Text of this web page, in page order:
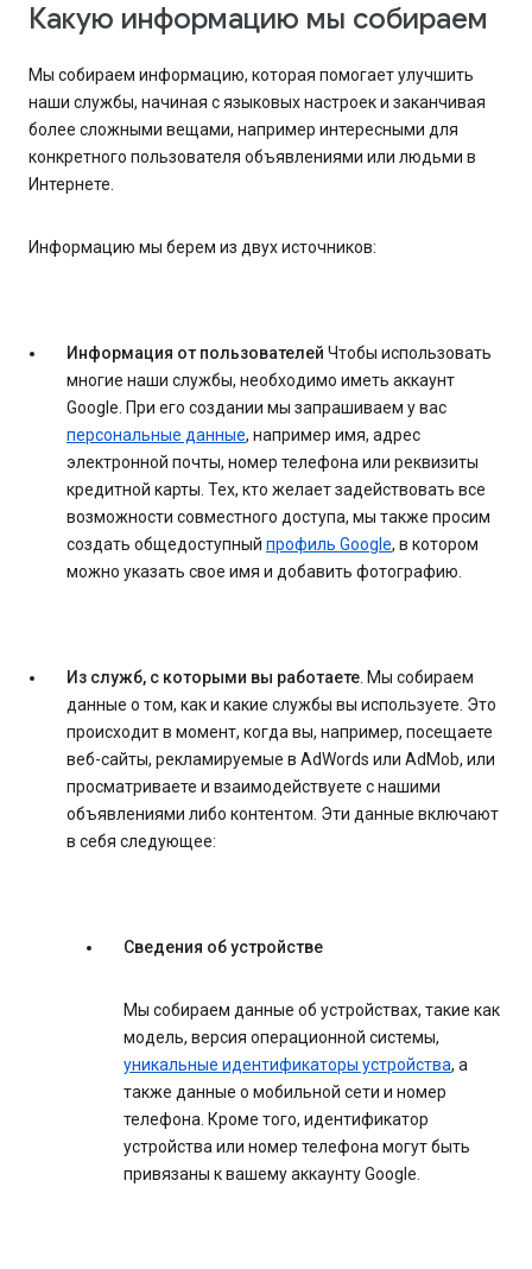
Какую информацию мы собираем
Мы собираем информацию, которая помогает улучшить
наши службы, начиная с языковых настроек и заканчивая
более сложными вещами, например интересными для
конкретного пользователя объявлениями или людьми в
Интернете.
Информацию мы берем из двух источников:
Информация от пользователей Чтобы использовать
многие наши службы, необходимо иметь аккаунт
Google. При его создании мы запрашиваем у вас
персональные данные, например имя, адрес
электронной почты, номер телефона или реквизиты
кредитной карты. Тех, кто желает задействовать все
возможности совместного доступа, мы также просим
создать общедоступный профиль Google, в котором
можно указать свое имя и добавить фотографию.
Из служб, с которыми вы работаете. Мы собираем
данные о том, как и какие службы вы используете. Это
происходит в момент, когда вы, например, посещаете
веб-сайты, рекламируемые в AdWords или AdMob, или
просматриваете и взаимодействуете с нашими
объявлениями либо контентом. Эти данные включают
в себя следующее:
Сведения об устройстве
Мы собираем данные об устройствах, такие как
модель, версия операционной системы,
уникальные идентификаторы устройства, а
также данные о мобильной сети и номер
телефона. Кроме того, идентификатор
устройства или номер телефона могут быть
привязаны к вашему аккаунту Google.